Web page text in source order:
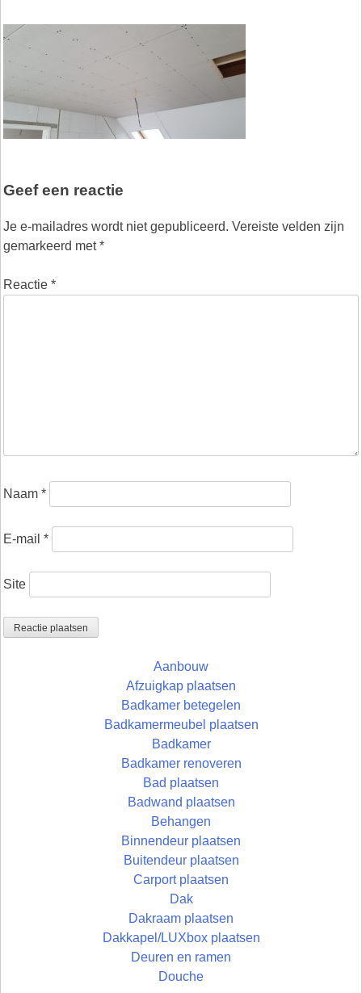
Geef een reactie
Je e-mailadres wordt niet gepubliceerd. Vereiste velden zijn
gemarkeerd met*
Reactie *
Naam *
E-mail *
Site
Aanbouw
Afzuigkap plaatsen
Badkamer betegelen
Badkamermeubel plaatsen
Badkamer
Badkamer renoveren
Bad plaatsen
Badwand plaatsen
Behangen
Binnendeur plaatsen
Buitendeur plaatsen
Carport plaatsen
Dak
Dakraam plaatsen
Dakkapel/LUXbox plaatsen
Deuren en ramen
Douche